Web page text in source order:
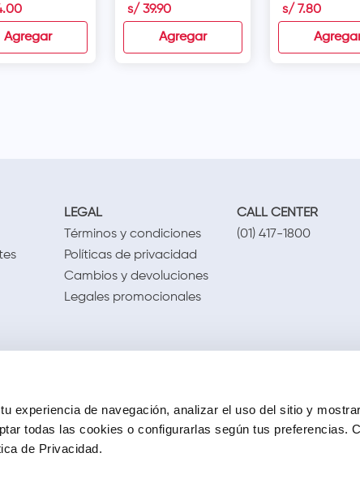
experiencia de navegación, analizar el uso del sitio y
todas las cookies o configurarlas según tus preferencias.
de Privacidad.
.00
Agregar
s/ 39.90
Agregar
s/ 7.80
LEGAL
Términos y condiciones
Políticas de privacidad
Cambios y devoluciones
Legales promocionales
CALL CENTER
(01) 417-1800